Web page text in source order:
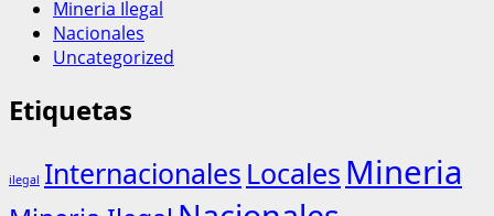
Mineria Ilegal
Nacionales
Uncategorized
Etiquetas
ilegal Internacionales Locales Mineria